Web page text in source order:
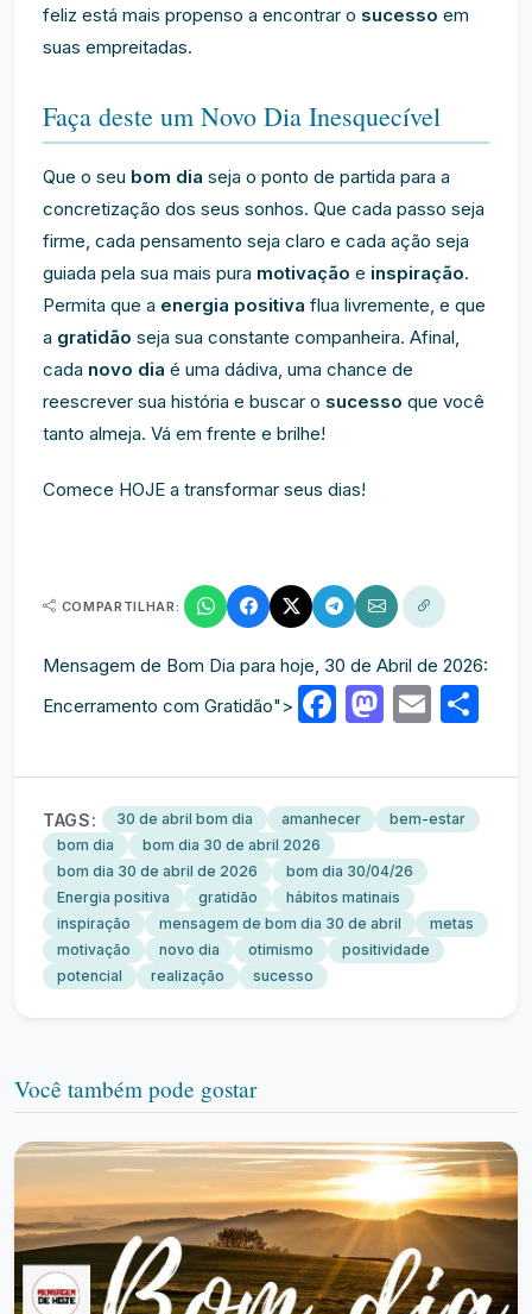
feliz está mais propenso a encontrar o sucesso em
suas empreitadas.
Faça deste um Novo Dia Inesquecível
Que o seu bom dia seja o ponto de partida para a
concretização dos seus sonhos. Que cada passo seja
firme, cada pensamento seja claro e cada ação seja
guiada pela sua mais pura motivação e inspiração.
Permita que a energia positiva flua livremente, e que
a gratidão seja sua constante companheira. Afinal,
cada novo dia é uma dádiva, uma chance de
reescrever sua história e buscar o sucesso que você
tanto almeja. Vá em frente e brilhe!
Comece HOJE a transformar seus dias!
COMPARTILHAR:
Mensagem de Bom Dia para hoje, 30 de Abril de 2026:
Encerramento com Gratidão">
Facebook
Email
TAGS: 30 de abril bom dia amanhecer
bem-estar
bom dia
bom dia 30 de abril 2026
bom dia 30 de abril de 2026
bom dia 30/04/26
Energia positiva
gratidão
hábitos matinais
inspiração
mensagem de bom dia 30 de abril
metas
motivação
novo dia otimismo
positividade
potencial
realização sucesso
Você também pode gostar